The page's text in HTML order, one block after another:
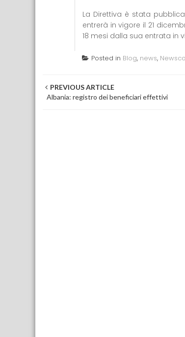
La Direttiva è stata
entrerà in vigore il 21
18 mesi dalla sua entrata in
Posted in Blog, news,
Post navigation
PREVIOUS ARTICLE
Albania: registro dei beneficiari effettivi